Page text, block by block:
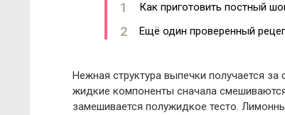
Как приготовить постный
Ещё один проверенный
Нежная структура выпечки получается
жидкие компоненты сначала
замешивается полужидкое тесто.